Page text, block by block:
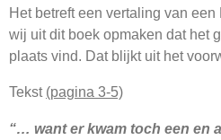
Het betreft een vertaling van
wij uit dit boek opmaken dat het
plaats vind. Dat blijkt uit het
Tekst (pagina 3-5)
“… want er kwam toch een en